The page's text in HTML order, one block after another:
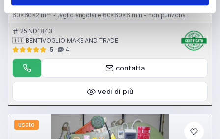
universale - taglio tondo 28 mm - taglio quadro 25 mm - scantona
60x60x2 mm - taglio angolare 60x60x6 mm - non punzona
25IND1843
🇮🇹 BENTIVOGLIO MAKE AND TRADE
5
4
contatta
vedi di più
usato